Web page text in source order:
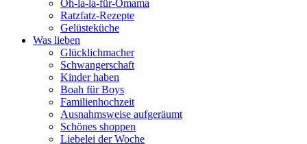
Oh-la-la-für-Omama
Ratzfatz-Rezepte
Gelüsteküche
Was lieben
Glücklichmacher
Schwangerschaft
Kinder haben
Boah für Boys
Familienhochzeit
Ausnahmsweise aufgeräumt
Schönes shoppen
Liebelei der Woche